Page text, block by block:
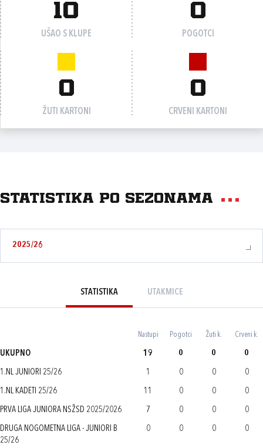
10
UŠAO S KLUPE
0
POGOTCI
0
ŽUTI KARTONI
0
CRVENI KARTONI
Statistika po sezonama
2025/26
STATISTIKA UTAKMICE
Nastupi Pogotci Žuti k. Crveni k.
UKUPNO 19 0 0 0
1.NL JUNIORI 25/26 1 0 0 0
1.NL KADETI 25/26 11 0 0 0
PRVA LIGA JUNIORA NSŽSD 2025/2026 7 0 0 0
DRUGA NOGOMETNA LIGA - JUNIORI B
25/26
0 0 0 0